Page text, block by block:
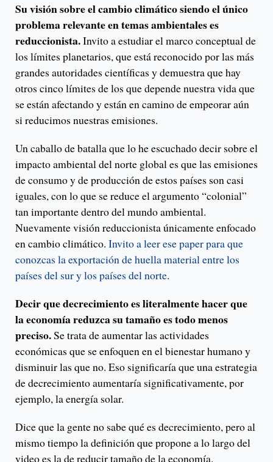
Su visión sobre el cambio climático siendo el único
problema relevante en temas ambientales es
reduccionista.Invito a estudiar el marco conceptual de
los límites planetarios, que está reconocido por las más
grandes autoridades científicas y demuestra que hay
otros cinco límites de los que depende nuestra vida que
se están afectando y están en camino de empeorar aún
si reducimos nuestras emisiones.
Un caballo de batalla que lo he escuchado decir sobre el
impacto ambiental del norte global es que las emisiones
de consumo y de producción de estos países son casi
iguales, con lo que se reduce el argumento “colonial”
tan importante dentro del mundo ambiental.
Nuevamente visión reduccionista únicamente enfocado
en cambio climático. Invito a leer ese paper para que
conozcas la exportación de huella material entre los
países del sur y los países del norte.
Decir que decrecimiento es literalmente hacer que
la economía reduzca su tamaño es todo menos
preciso.Se trata de aumentar las actividades
económicas que se enfoquen en el bienestar humano y
disminuir las que no. Eso significaría que una estrategia
de decrecimiento aumentaría significativamente, por
ejemplo, la energía solar.
Dice que la gente no sabe qué es decrecimiento, pero al
mismo tiempo la definición que propone a lo largo del
video es la de reducir tamaño de la economía.